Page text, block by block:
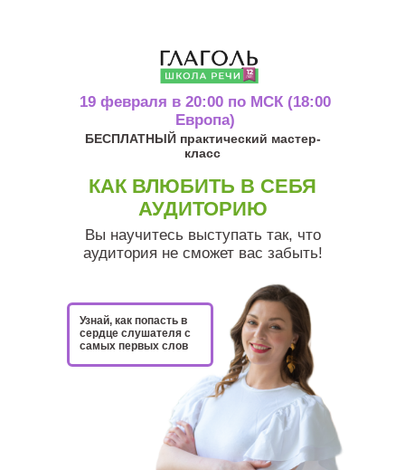
КАК ВЛЮБИТЬ В СЕБЯ
АУДИТОРИЮ
Вы научитесь выступать так, что
аудитория не сможет вас забыть!
19 февраля в 20:00 по МСК (18:00
Европа)
БЕСПЛАТНЫЙ практический мастер-
класс
Узнай, как попасть в
сердце слушателя с
самых первых слов